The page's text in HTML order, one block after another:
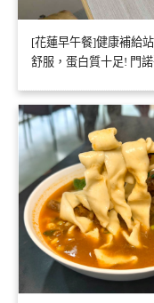
[花蓮早午餐]健康補給
舒服，蛋白質十足! 門